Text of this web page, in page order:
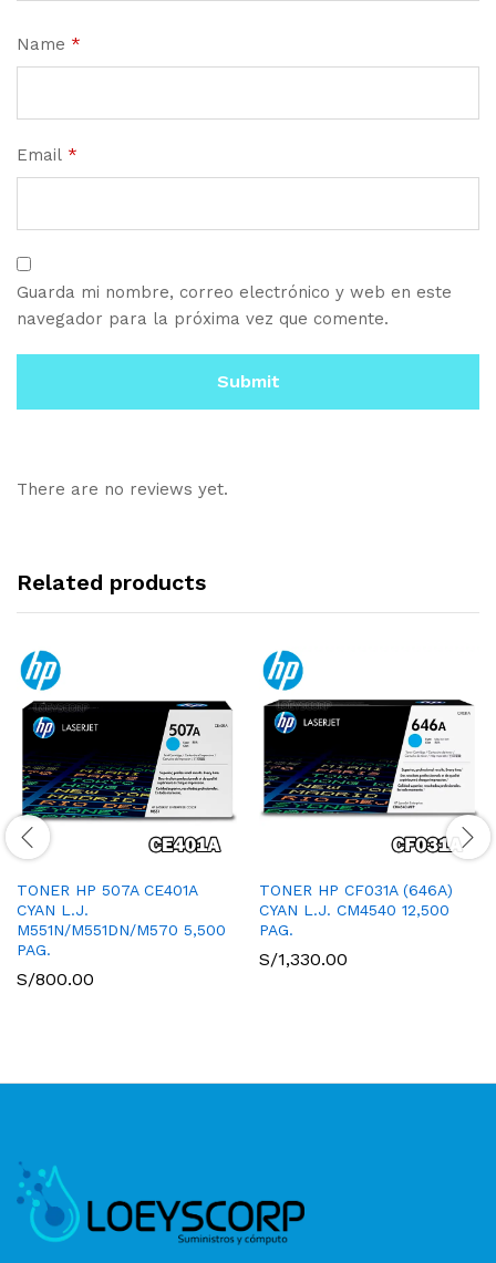
Name *
Email *
Guarda mi nombre, correo electrónico y web en este
navegador para la próxima vez que comente.
There are no reviews yet.
Related products
TONER HP 507A CE401A
CYAN L.J.
M551N/M551DN/M570 5,500
PAG.
S/800.00
TONER HP CF031A (646A)
CYAN L.J. CM4540 12,500
PAG.
S/1,330.00